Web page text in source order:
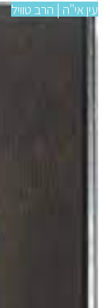
עין אי"ה | הרב טוויל